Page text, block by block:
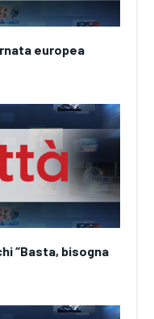
europea
“Basta, bisogna